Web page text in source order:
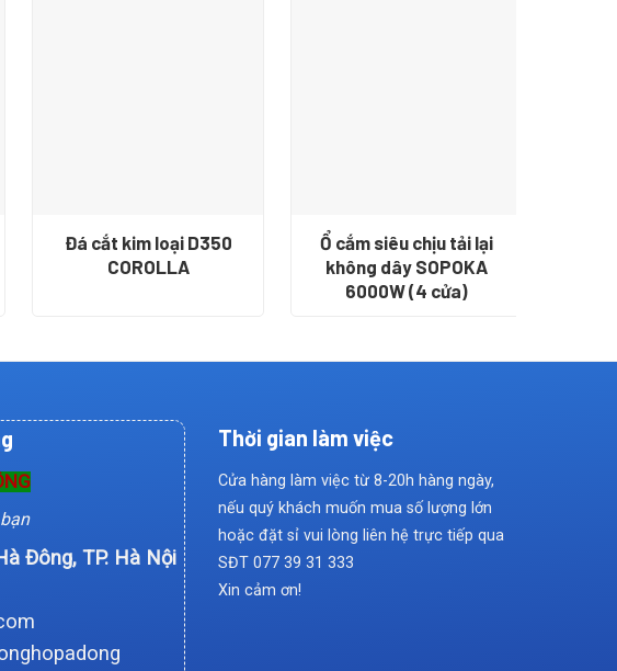
Đá cắt kim loại D350
COROLLA
Ổ cắm siêu chịu tải lại
không dây SOPOKA
6000W (4 cửa)
Đông, TP. Hà Nội
Thời gian làm việc
Cửa hàng làm việc từ 8-20h hàng ngày,
nếu quý khách muốn mua số lượng lớn
hoặc đặt sỉ vui lòng liên hệ trực tiếp qua
SĐT 077 39 31 333
Xin cảm ơn!